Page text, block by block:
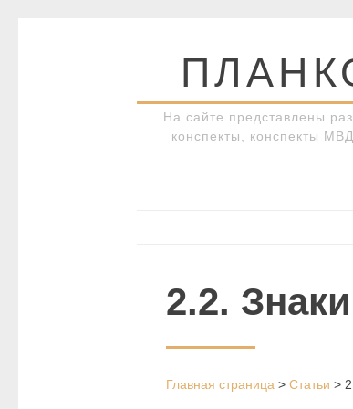
На сайте представлены
конспекты, конспекты
2.2.
Главная страница > Статьи >